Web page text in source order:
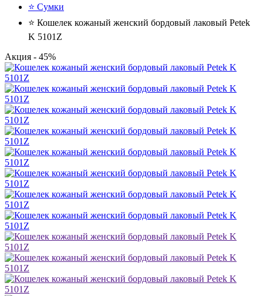
⭐ Сумки
⭐ Кошелек кожаный женский бордовый лаковый Petek
K 5101Z
Акция - 45%